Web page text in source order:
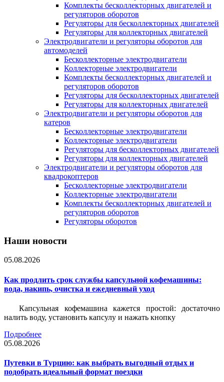
Комплекты бесколлекторных двигателей и
регуляторов оборотов
Регуляторы для бесколлекторных двигателей
Регуляторы для коллекторных двигателей
Электродвигатели и регуляторы оборотов для
автомоделей
Бесколлекторные электродвигатели
Коллекторные электродвигатели
Комплекты бесколлекторных двигателей и
регуляторов оборотов
Регуляторы для бесколлекторных двигателей
Регуляторы для коллекторных двигателей
Электродвигатели и регуляторы оборотов для
катеров
Бесколлекторные электродвигатели
Коллекторные электродвигатели
Регуляторы для бесколлекторных двигателей
Регуляторы для коллекторных двигателей
Электродвигатели и регуляторы оборотов для
квадрокоптеров
Бесколлекторные электродвигатели
Коллекторные электродвигатели
Комплекты бесколлекторных двигателей и
регуляторов оборотов
Регуляторы оборотов
Наши новости
05.08.2026
Как продлить срок службы капсульной кофемашины:
вода, накипь, очистка и ежедневный уход
Капсульная кофемашина кажется простой: достаточно
налить воду, установить капсулу и нажать кнопку
Подробнее
05.08.2026
Путевки в Турцию: как выбрать выгодный отдых и
подобрать идеальный формат поездки